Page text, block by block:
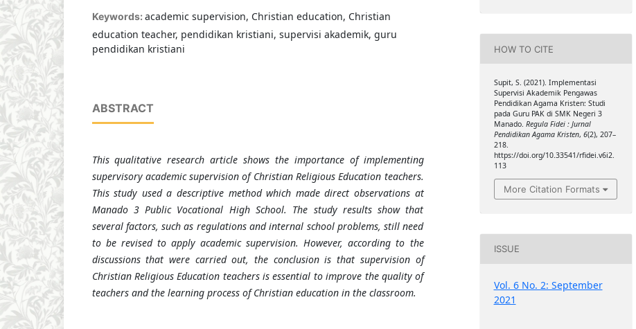
Keywords: academic supervision, Christian education, Christian
education teacher, pendidikan kristiani, supervisi akademik, guru
pendidikan kristiani
ABSTRACT
This qualitative research article shows the importance of implementing
supervisory academic supervision of Christian Religious Education teachers.
This study used a descriptive method which made direct observations at
Manado 3 Public Vocational High School. The study results show that
several factors, such as regulations and internal school problems, still need
to be revised to apply academic supervision. However, according to the
discussions that were carried out, the conclusion is that supervision of
Christian Religious Education teachers is essential to improve the quality of
teachers and the learning process of Christian education in the classroom.
HOW TO CITE
Supit, S. (2021). Implementasi
Supervisi Akademik Pengawas
Pendidikan Agama Kristen: Studi
pada Guru PAK di SMK Negeri 3
Manado. Regula Fidei : Jurnal
Pendidikan Agama Kristen, 6(2), 207–
218.
https://doi.org/10.33541/rfidei.v6i2.
113
More Citation Formats
ISSUE
Vol. 6 No. 2: September
2021